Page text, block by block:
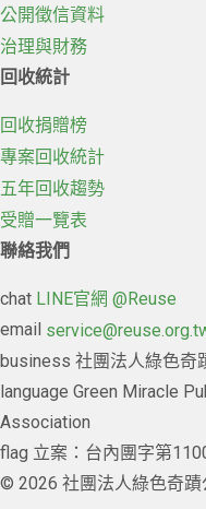
公開徵信資料
治理與財務
回收統計
回收捐贈榜
專案回收統計
五年回收趨勢
受贈一覽表
聯絡我們
chat LINE官網 @Reuse
email
business 社團法人綠色
language Green Miracle
Association
flag 立案：台內團字第
© 2026 社團法人綠色奇